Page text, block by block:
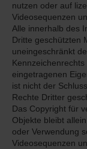
nutzen oder auf
Videosequenzen
Alle innerhalb des
Dritte geschützten
uneingeschränkt
eingetragenen
ist nicht der
Rechte Dritter
Das Copyright für
Objekte bleibt
oder Verwendung
Videosequenzen